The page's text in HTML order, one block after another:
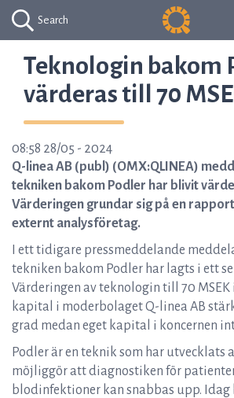
Search
Teknologin bakom
värderas till 70
08:58 28/05 - 2024
Q-linea AB (publ) (OMX:QLINEA)
tekniken bakom Podler har blivit
Värderingen grundar sig på en
externt analysföretag.
I ett tidigare pressmeddelande
tekniken bakom Podler har lagts i ett
Värderingen av teknologin till 70
kapital i moderbolaget Q-linea AB
grad medan eget kapital i koncernen
Podler är en teknik som har utvecklats
möjliggör att diagnostiken för
blodinfektioner kan snabbas upp. Idag